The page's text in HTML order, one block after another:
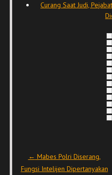
Curang Saat Judi,
Post navigation
← Mabes Polri Diserang,
Fungsi Intelijen Dipertanyakan